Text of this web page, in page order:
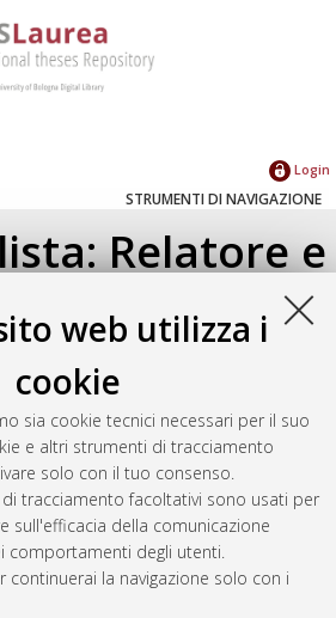
web utilizza i
cookie
sia cookie tecnici necessari per il suo
e altri strumenti di tracciamento
solo con il tuo consenso.
tracciamento facoltativi sono usati per
sull'efficacia della comunicazione
comportamenti degli utenti.
continuerai la navigazione solo con i
Login
STRUMENTI DI NAVIGAZIONE
Relatore e
sottostante.